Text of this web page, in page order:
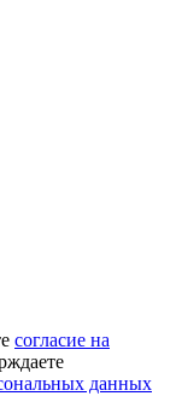
согласие на
данных